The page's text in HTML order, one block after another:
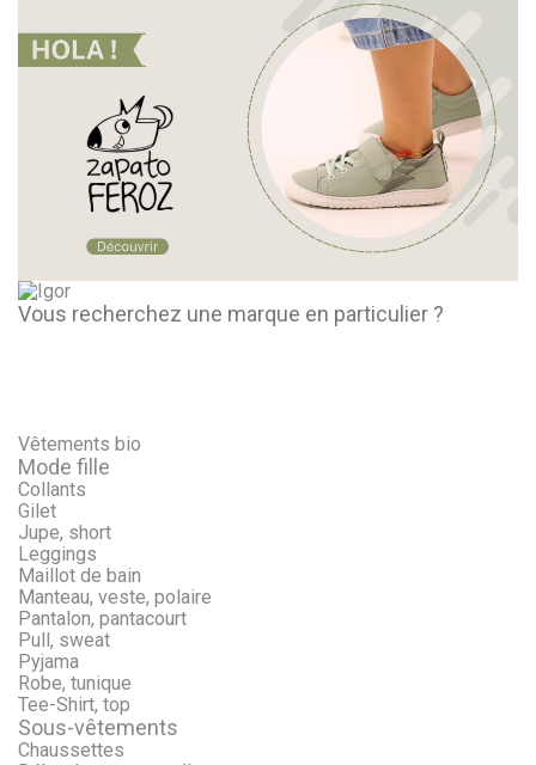
Vous recherchez une marque en particulier ?
Vêtements bio
Mode fille
Collants
Gilet
Jupe, short
Leggings
Maillot de bain
Manteau, veste, polaire
Pantalon, pantacourt
Pull, sweat
Pyjama
Robe, tunique
Tee-Shirt, top
Sous-vêtements
Chaussettes